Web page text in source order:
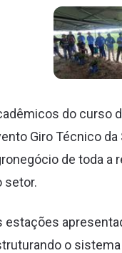
do curso
Giro Técnico
de toda a
setor.
estações
o